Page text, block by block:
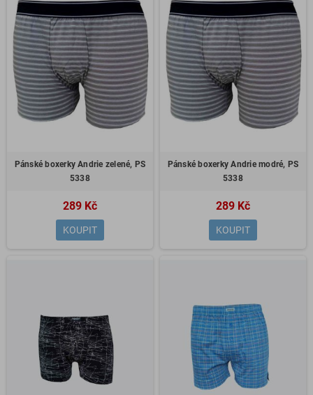
Pánské boxerky Andrie zelené, PS
5338
289 Kč
KOUPIT
Pánské boxerky Andrie modré, PS
5338
289 Kč
KOUPIT